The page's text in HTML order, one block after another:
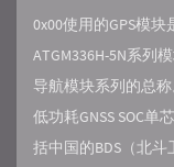
0x00使用的GPS模块
ATGM336H-5N系列
导航模块系列的总
低功耗GNSS SOC
括中国的BDS（北